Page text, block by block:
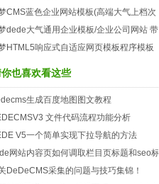
CMS蓝色企业网站模板(高端大气上档次
站风格元素)
dede大气通用企业模板/企业公司网站 带
数据
HTML5响应式自适应网页模板程序模板
载站（带会员中心）
也喜欢看这些
生成百度地图图文教程
文件代码流程功能分析
V5一个简单实现下拉导航的方法
网站内容页如何调取栏目页标题和seo标
DeDeCMS采集的问题与技巧集锦！